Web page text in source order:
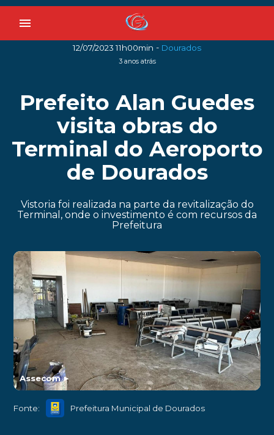
menu
12/07/2023 11h00min - Dourados
3 anos atrás
Prefeito Alan Guedes
visita obras do
Terminal do Aeroporto
de Dourados
Vistoria foi realizada na parte da revitalização do
Terminal, onde o investimento é com recursos da
Prefeitura
Assecom►
Fonte: Prefeitura Municipal de Dourados